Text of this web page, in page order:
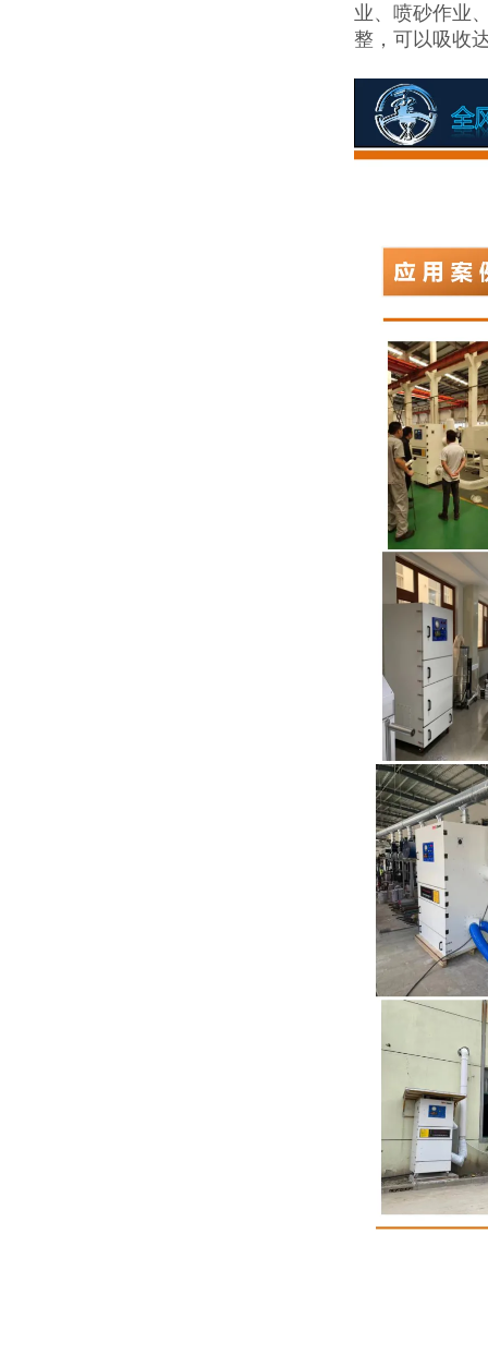
业、喷砂作业
整，可以吸收